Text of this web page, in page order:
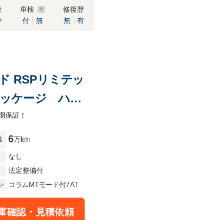
車検
付
無
修復歴
無
有
RSPリミテッ
ケージ ハー
アダ
保証！
6万km
なし
法定整備付
コラムMTモード付7AT
確認・見積依頼